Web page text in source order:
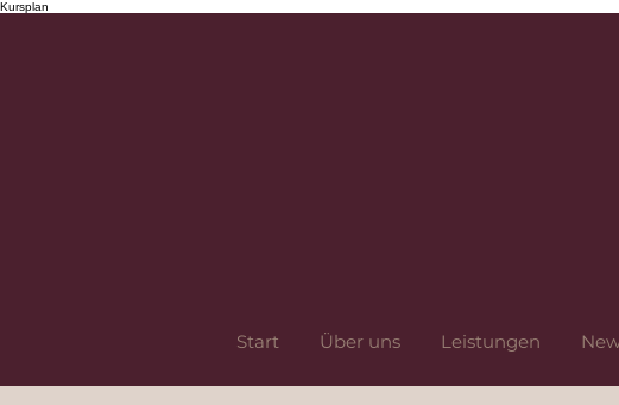
Kursplan
Start Über uns Leistungen